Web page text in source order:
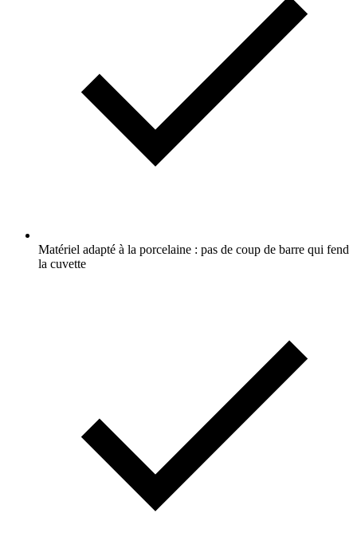
Matériel adapté à la porcelaine : pas de coup de barre qui fend
la cuvette